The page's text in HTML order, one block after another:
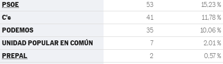
PSOE 53 15,23 %
C's 41 11,78 %
PODEMOS 35 10,06 %
UNIDAD POPULAR EN COMÚN 7 2,01 %
PREPAL 2 0,57 %